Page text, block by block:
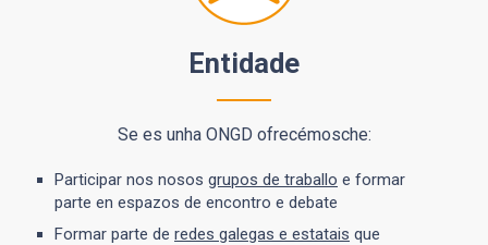
Entidade
Se es unha ONGD ofrecémosche:
Participar nos nosos grupos de traballo e formar
parte en espazos de encontro e debate
Formar parte de redes galegas e estatais que